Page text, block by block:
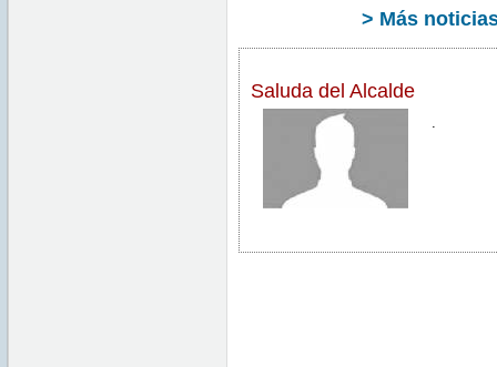
> Más
Saluda del Alcalde
.